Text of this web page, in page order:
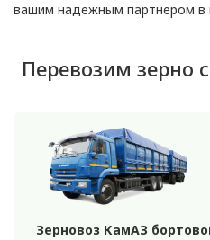
вашим надежным партнером в
Перевозим зерно
Зерновоз КамАЗ